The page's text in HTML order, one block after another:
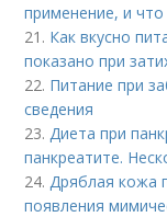
применение, и
21. Как вкусно
показано при
22. Питание при
сведения
23. Диета при
панкреатите.
24. Дряблая кожа
появления